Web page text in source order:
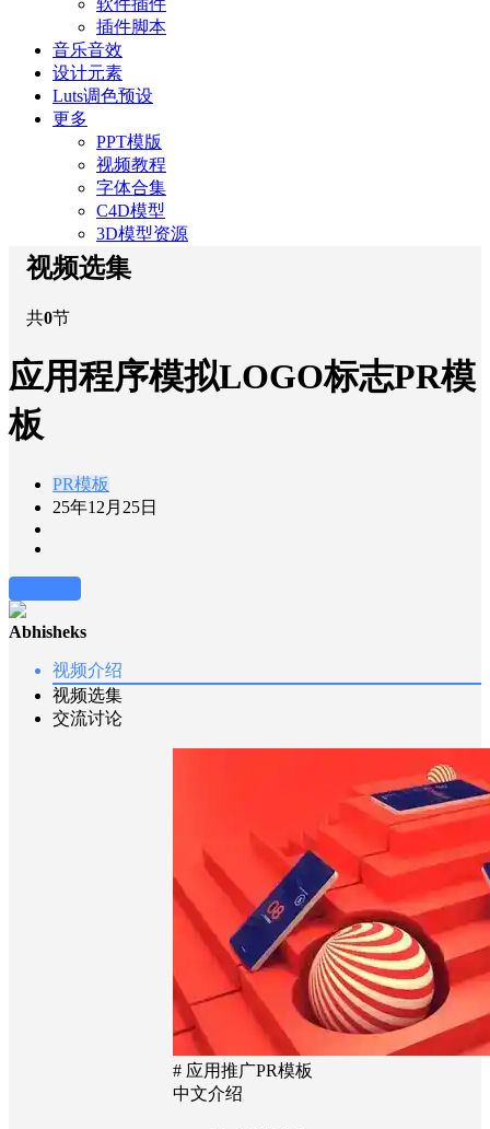
软件插件
插件脚本
音乐音效
设计元素
Luts调色预设
更多
PPT模版
视频教程
字体合集
C4D模型
3D模型资源
视频选集
共0节
应用程序模拟LOGO标志PR模
板
PR模板
25年12月25日
Abhisheks
视频介绍
视频选集
交流讨论
# 应用推广PR模板
中文介绍